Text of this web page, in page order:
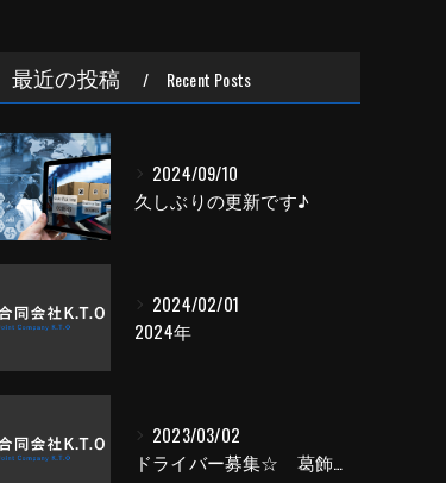
最近の投稿 Recent Posts
2024/09/10
久しぶりの更新です♪
2024/02/01
2024年
2023/03/02
ドライバー募集☆ 葛飾・求人・トラック